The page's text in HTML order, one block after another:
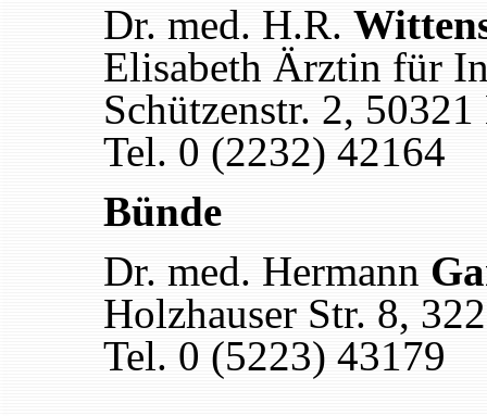
Dr. med. H.R.
Elisabeth Ärztin für
Schützenstr. 2,
Tel. 0 (2232) 42164
Bünde
Dr. med. Hermann
Holzhauser Str. 8,
Tel. 0 (5223) 43179